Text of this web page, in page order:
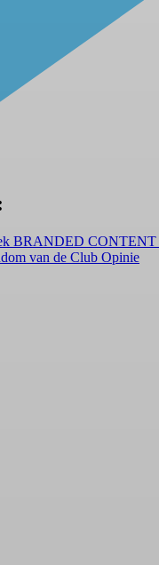
BRANDED CONTENT
van de Club Opinie